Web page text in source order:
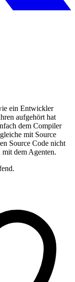
ein Entwickler
aufgehört hat
dem Compiler
mit Source
Source Code nicht
dem Agenten.